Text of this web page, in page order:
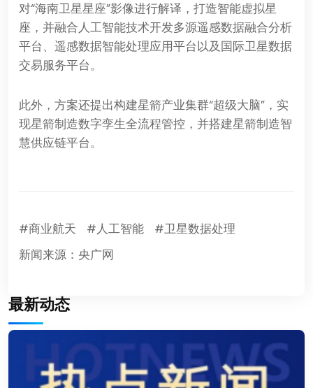
对“海南卫星星座”影像进行解译，打造智能虚拟星
座，并融合人工智能技术开发多源遥感数据融合分析
平台、遥感数据智能处理应用平台以及国际卫星数据
交易服务平台。
此外，方案还提出构建星箭产业集群“超级大脑”，实
现星箭制造数字孪生全流程管控，并搭建星箭制造智
慧供应链平台。
#商业航天 #人工智能
#卫星数据处理
新闻来源：央广网
最新动态